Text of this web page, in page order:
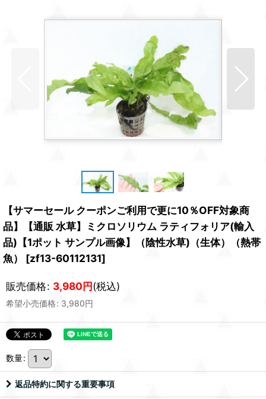
【サマーセール クーポンご利用で更に10％OFF対象商
品】【通販 水草】ミクロソリウム ラティフォリア(輸入
品)【1ポット サンプル画像】（陰性水草)（生体）（熱帯
魚）
[zf13-60112131]
販売価格: 3,980円(税込)
希望小売価格: 3,980円
数量:
返品特約に関する重要事項